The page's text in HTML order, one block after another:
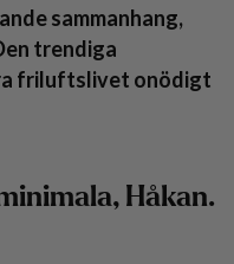
sammanhang,
trendiga
friluftslivet onödigt
Håkan.